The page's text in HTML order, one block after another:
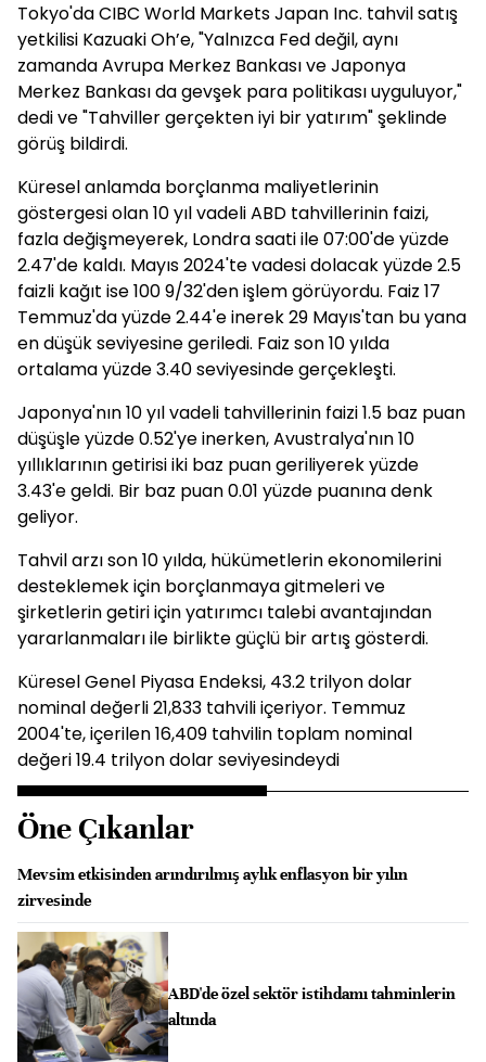
Tokyo'da CIBC World Markets Japan Inc. tahvil satış
yetkilisi Kazuaki Oh’e, "Yalnızca Fed değil, aynı
zamanda Avrupa Merkez Bankası ve Japonya
Merkez Bankası da gevşek para politikası uyguluyor,"
dedi ve "Tahviller gerçekten iyi bir yatırım" şeklinde
görüş bildirdi.
Küresel anlamda borçlanma maliyetlerinin
göstergesi olan 10 yıl vadeli ABD tahvillerinin faizi,
fazla değişmeyerek, Londra saati ile 07:00'de yüzde
2.47'de kaldı. Mayıs 2024'te vadesi dolacak yüzde 2.5
faizli kağıt ise 100 9/32'den işlem görüyordu. Faiz 17
Temmuz'da yüzde 2.44'e inerek 29 Mayıs'tan bu yana
en düşük seviyesine geriledi. Faiz son 10 yılda
ortalama yüzde 3.40 seviyesinde gerçekleşti.
Japonya'nın 10 yıl vadeli tahvillerinin faizi 1.5 baz puan
düşüşle yüzde 0.52'ye inerken, Avustralya'nın 10
yıllıklarının getirisi iki baz puan geriliyerek yüzde
3.43'e geldi. Bir baz puan 0.01 yüzde puanına denk
geliyor.
Tahvil arzı son 10 yılda, hükümetlerin ekonomilerini
desteklemek için borçlanmaya gitmeleri ve
şirketlerin getiri için yatırımcı talebi avantajından
yararlanmaları ile birlikte güçlü bir artış gösterdi.
Küresel Genel Piyasa Endeksi, 43.2 trilyon dolar
nominal değerli 21,833 tahvili içeriyor. Temmuz
2004'te, içerilen 16,409 tahvilin toplam nominal
değeri 19.4 trilyon dolar seviyesindeydi
Öne Çıkanlar
Mevsim etkisinden arındırılmış aylık enflasyon bir yılın
zirvesinde
ABD'de özel sektör istihdamı tahminlerin
altında